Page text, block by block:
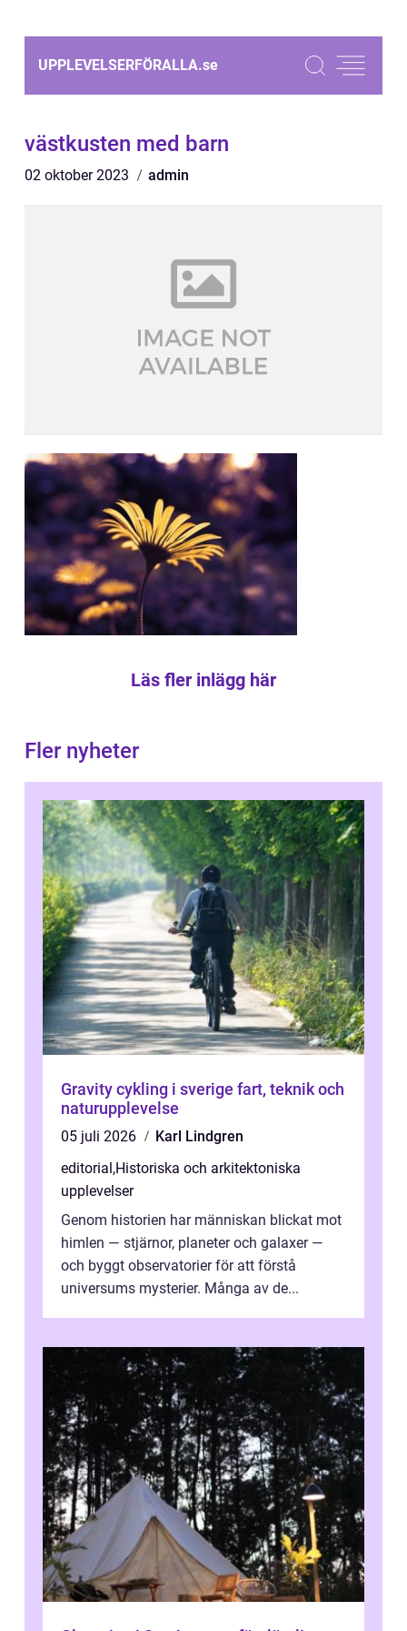
UPPLEVELSERFÖRALLA.se
västkusten med barn
02 oktober 2023 admin
Läs fler inlägg här
Fler nyheter
Gravity cykling i sverige fart, teknik och
naturupplevelse
05 juli 2026
Karl Lindgren
editorial,Historiska och arkitektoniska
upplevelser
Genom historien har människan blickat mot
himlen — stjärnor, planeter och galaxer —
och byggt observatorier för att förstå
universums mysterier. Många av de...